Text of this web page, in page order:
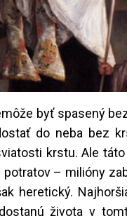
byť spasený
do neba bez
krstu. Ale
– milióny
heretický.
života v